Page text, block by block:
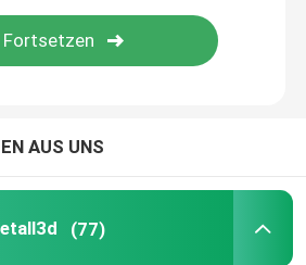
3D
3D
AUS UNS
(77)